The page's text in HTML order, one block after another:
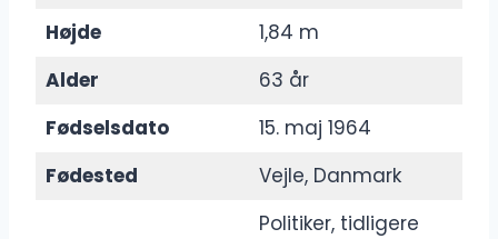
Højde
1,84 m
Alder
63 år
Fødselsdato
15. maj 1964
Fødested
Vejle, Danmark
Politiker, tidligere